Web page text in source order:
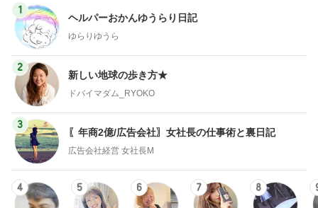
1
ヘルパーおかんゆうらり日記
ゆらりゆうら
2
新しい地球の歩き方★
ドバイマダム_RYOKO
3
〖年商2億/広告会社〗女社長の仕事術と裏日記
広告会社経営 女社長M
4 5 6 7 8